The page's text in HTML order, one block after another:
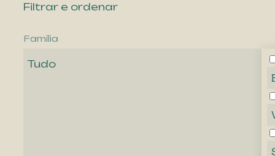
Filtrar e ordenar
Família
Tudo